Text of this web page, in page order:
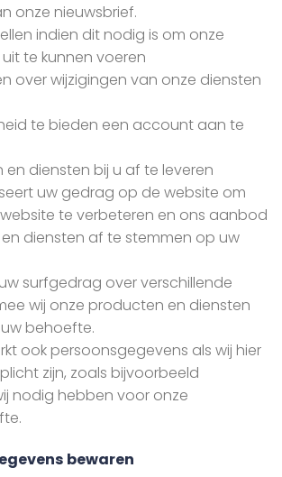
onze nieuwsbrief.
indien dit nodig is om onze
te kunnen voeren
over wijzigingen van onze diensten
te bieden een account aan te
en diensten bij u af te leveren
uw gedrag op de website om
te verbeteren en ons aanbod
diensten af te stemmen op uw
surfgedrag over verschillende
wij onze producten en diensten
behoefte.
ook persoonsgegevens als wij hier
zijn, zoals bijvoorbeeld
nodig hebben voor onze
bewaren